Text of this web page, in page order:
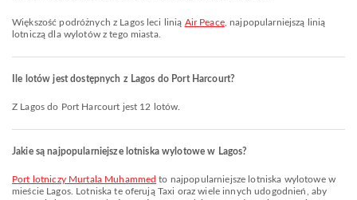
Większość podróżnych z Lagos leci linią Air Peace, najpopularniejszą linią
lotniczą dla wylotów z tego miasta.
Ile lotów jest dostępnych z Lagos do Port Harcourt?
Z Lagos do Port Harcourt jest 12 lotów.
Jakie są najpopularniejsze lotniska wylotowe w Lagos?
Port lotniczy Murtala Muhammed to najpopularniejsze lotniska wylotowe w
mieście Lagos. Lotniska te oferują Taxi oraz wiele innych udogodnień, aby